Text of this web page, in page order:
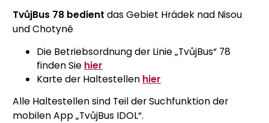
TvůjBus 78 bedient das Gebiet Hrádek nad Nisou
und Chotyně
Die Betriebsordnung der Linie „TvůjBus“ 78
finden Sie hier
Karte der Haltestellen hier
Alle Haltestellen sind Teil der Suchfunktion der
mobilen App „TvůjBus IDOL“.